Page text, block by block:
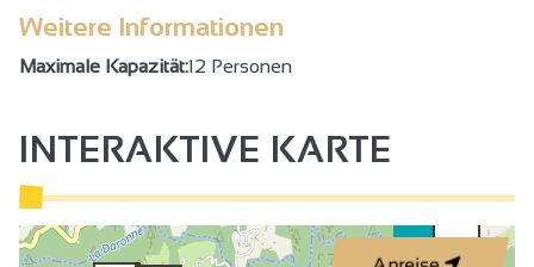
Weitere Informationen
Maximale Kapazität:12 Personen
INTERAKTIVE KARTE